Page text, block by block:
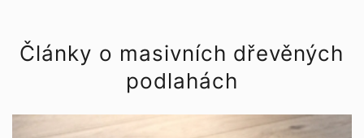
Články o masivních dřevěných
podlahách